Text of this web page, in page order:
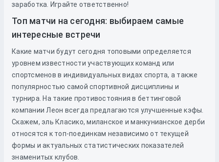
заработка. Играйте ответственно!
Топ матчи на сегодня: выбираем самые
интересные встречи
Какие матчи будут сегодня топовыми определяется
уровнем известности участвующих команд или
спортсменов в индивидуальных видах спорта, а также
популярностью самой спортивной дисциплины и
турнира. На такие противостояния в беттинговой
компании Леон всегда предлагаются улучшенные кэфы.
Скажем, эль Класико, миланское и манкунианское дерби
относятся к топ-поединкам независимо от текущей
формы и актуальных статистических показателей
знаменитых клубов.